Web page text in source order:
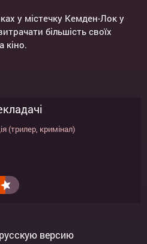
у містечку Кемден-Лок у
більшість своїх
кіно.
(трилер, кримінал)
версию